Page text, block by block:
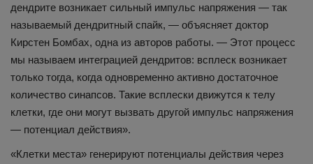
дендрите возникает сильный импульс напряжения — так
называемый дендритный спайк, — объясняет доктор
Кирстен Бомбах, одна из авторов работы. — Этот процесс
мы называем интеграцией дендритов: всплеск возникает
только тогда, когда одновременно активно достаточное
количество синапсов. Такие всплески движутся к телу
клетки, где они могут вызвать другой импульс напряжения
— потенциал действия».
«Клетки места» генерируют потенциалы действия через